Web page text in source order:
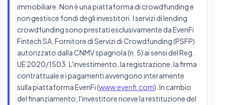
immobiliare. Non è una piattaforma di crowdfunding e
non gestisce fondi degli investitori. I servizi di lending
crowdfunding sono prestati esclusivamente da EvenFi
Fintech SA, Fornitore di Servizi di Crowdfunding (PSFP)
autorizzato dalla CNMV spagnola (n. 5) ai sensi del Reg.
UE 2020/1503. L'investimento, la registrazione, la firma
contrattuale e i pagamenti avvengono interamente
sulla piattaforma EvenFi (www.evenfi.com). In cambio
del finanziamento, l'investitore riceve la restituzione del